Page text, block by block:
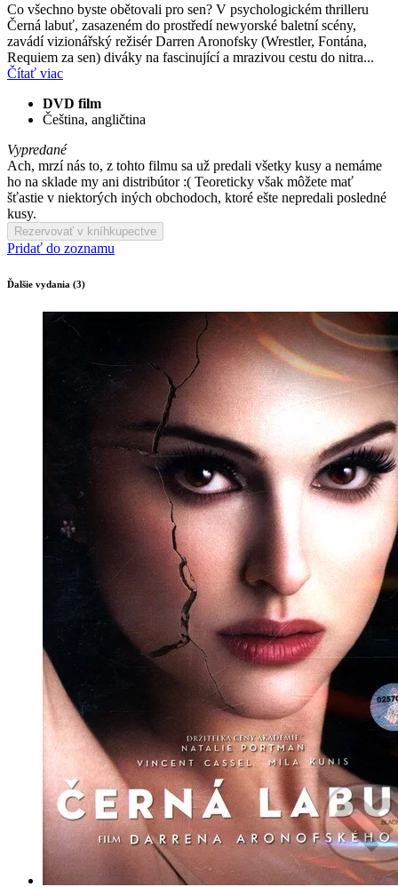
Co všechno byste obětovali pro sen? V psychologickém thrilleru
Černá labuť, zasazeném do prostředí newyorské baletní scény,
zavádí vizionářský režisér Darren Aronofsky (Wrestler, Fontána,
Requiem za sen) diváky na fascinující a mrazivou cestu do nitra...
Čítať viac
DVD film
Čeština, angličtina
Vypredané
Ach, mrzí nás to, z tohto filmu sa už predali všetky kusy a nemáme
ho na sklade my ani distribútor :( Teoreticky však môžete mať
šťastie v niektorých iných obchodoch, ktoré ešte nepredali posledné
kusy.
Rezervovať v kníhkupectve
Pridať do zoznamu
Ďalšie vydania (3)